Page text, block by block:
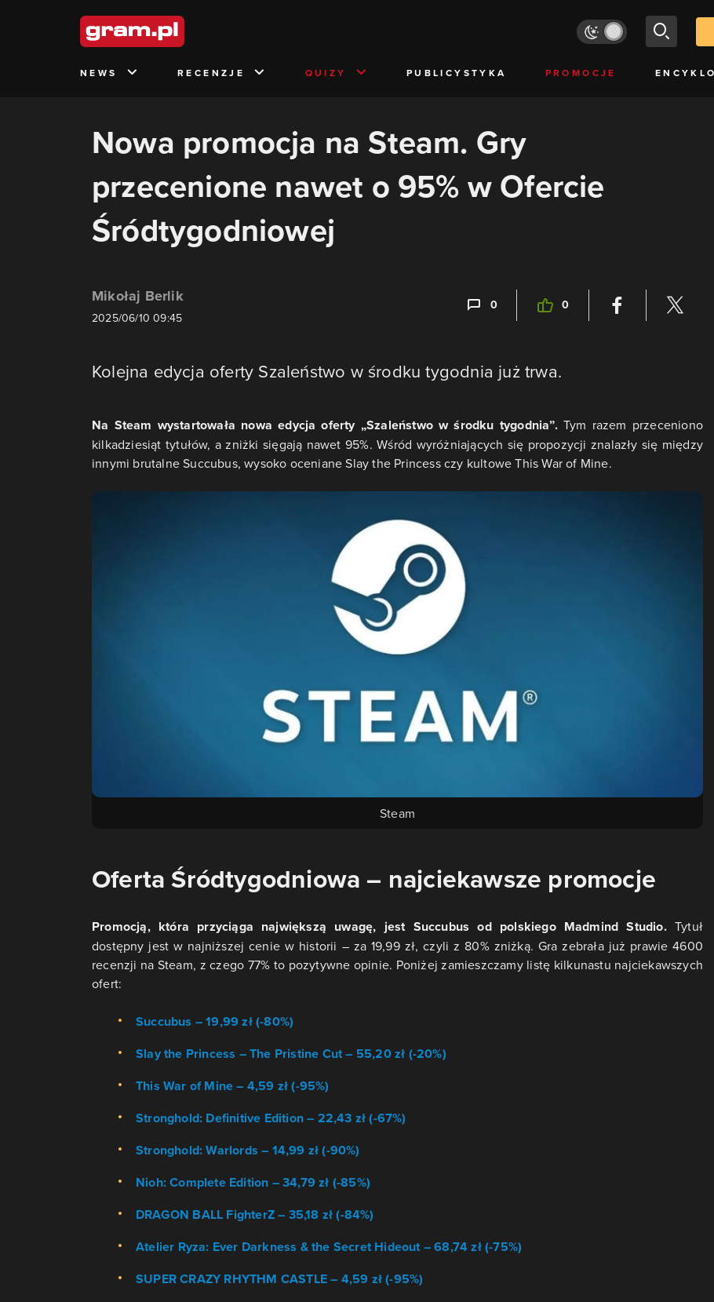
NEWS RECENZJE QUIZY PUBLICYSTYKA PROMOCJE
Nowa promocja na Steam. Gry
przecenione nawet o 95% w Ofercie
Śródtygodniowej
Mikołaj Berlik
2025/06/10 09:45
0 0
Kolejna edycja oferty Szaleństwo w środku tygodnia już trwa.
Na Steam wystartowała nowa edycja oferty „Szaleństwo w środku tygodnia”. Tym razem przeceniono
kilkadziesiąt tytułów, a zniżki sięgają nawet 95%. Wśród wyróżniających się propozycji znalazły się między
innymi brutalne Succubus, wysoko oceniane Slay the Princess czy kultowe This War of Mine.
Steam
Oferta Śródtygodniowa – najciekawsze promocje
Promocją, która przyciąga największą uwagę, jest Succubus od polskiego Madmind Studio. Tytuł
dostępny jest w najniższej cenie w historii – za 19,99 zł, czyli z 80% zniżką. Gra zebrała już prawie 4600
recenzji na Steam, z czego 77% to pozytywne opinie. Poniżej zamieszczamy listę kilkunastu najciekawszych
ofert:
Succubus – 19,99 zł (-80%)
Slay the Princess – The Pristine Cut – 55,20 zł (-20%)
This War of Mine – 4,59 zł (-95%)
Stronghold: Definitive Edition – 22,43 zł (-67%)
Stronghold: Warlords – 14,99 zł (-90%)
Nioh: Complete Edition – 34,79 zł (-85%)
DRAGON BALL FighterZ – 35,18 zł (-84%)
Atelier Ryza: Ever Darkness & the Secret Hideout – 68,74 zł (-75%)
SUPER CRAZY RHYTHM CASTLE – 4,59 zł (-95%)